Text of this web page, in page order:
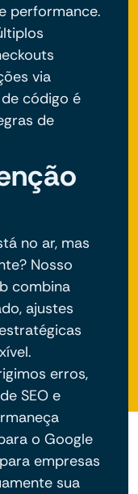
performance.
via
código é
de
no ar, mas
Nosso
combina
ajustes
erros,
SEO e
o Google
empresas
sua